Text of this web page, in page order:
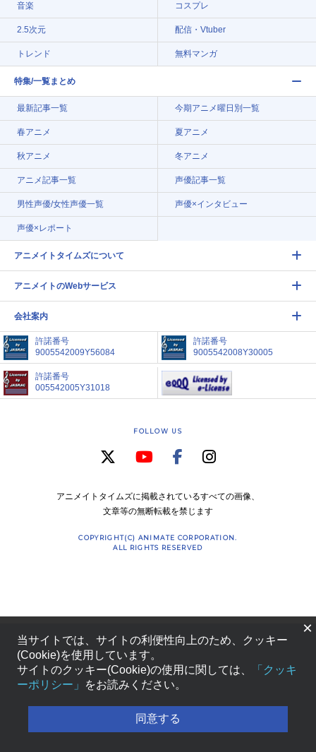
音楽 コスプレ
2.5次元 配信・Vtuber
トレンド 無料マンガ
特集/一覧まとめ
最新記事一覧 今期アニメ曜日別一覧
春アニメ 夏アニメ
秋アニメ 冬アニメ
アニメ記事一覧 声優記事一覧
男性声優/女性声優一覧 声優×インタビュー
声優×レポート
アニメイトタイムズについて
アニメイトのWebサービス
会社案内
許諾番号
9005542009Y56084
許諾番号
9005542008Y30005
許諾番号
005542005Y31018
FOLLOW US
アニメイトタイムズに掲載されているすべての画像、
文章等の無断転載を禁じます
COPYRIGHT(C) ANIMATE CORPORATION.
ALL RIGHTS RESERVED
×
当サイトでは、サイトの利便性向上のため、クッキー
(Cookie)を使用しています。
サイトのクッキー(Cookie)の使用に関しては、
「クッキ
ーポリシー」
をお読みください。
同意する